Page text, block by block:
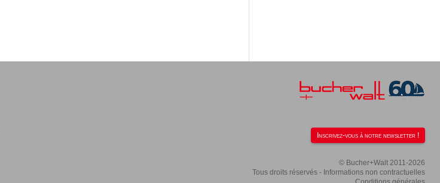
Inscrivez-vous à notre newsletter !
© Bucher+Walt 2011-2026
Tous droits réservés - Informations non contractuelles